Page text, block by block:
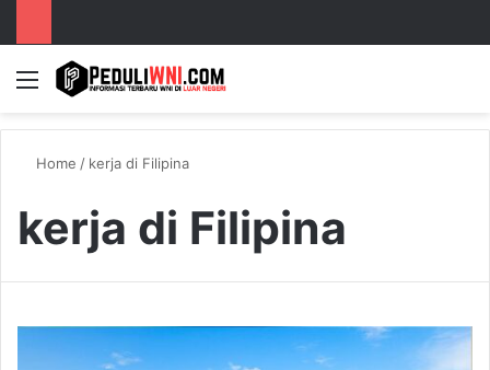
Menu
Home / kerja di Filipina
kerja di Filipina